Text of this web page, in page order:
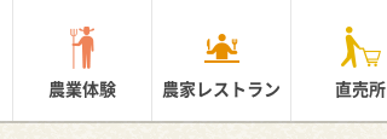
農業体験 農家レストラン 直売所